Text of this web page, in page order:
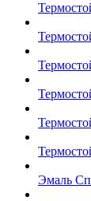
Эмаль